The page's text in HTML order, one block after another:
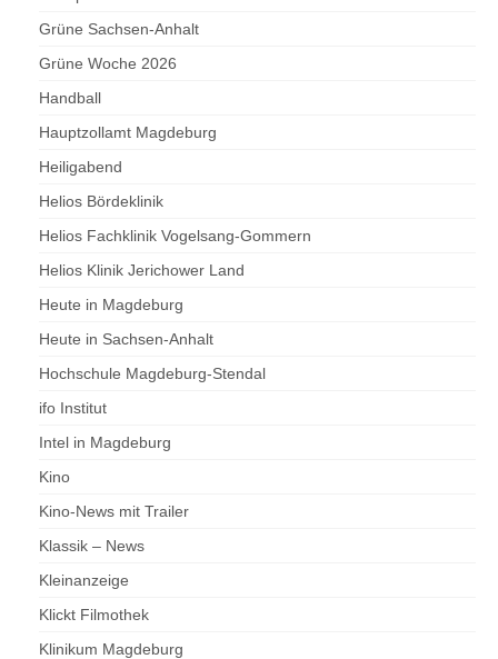
Grüne Sachsen-Anhalt
Grüne Woche 2026
Handball
Hauptzollamt Magdeburg
Heiligabend
Helios Bördeklinik
Helios Fachklinik Vogelsang-Gommern
Helios Klinik Jerichower Land
Heute in Magdeburg
Heute in Sachsen-Anhalt
Hochschule Magdeburg-Stendal
ifo Institut
Intel in Magdeburg
Kino
Kino-News mit Trailer
Klassik – News
Kleinanzeige
Klickt Filmothek
Klinikum Magdeburg